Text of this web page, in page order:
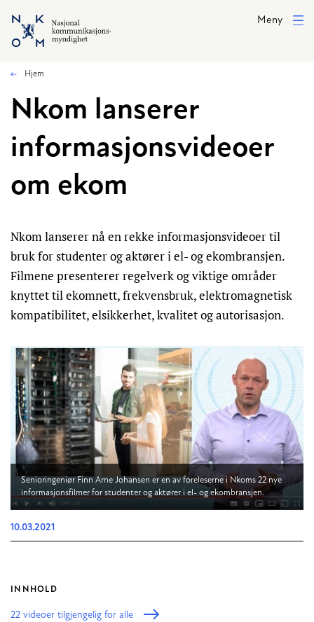
Hopp til hovedinnhold
Meny
Hjem
Nkom lanserer
informasjonsvideoer
om ekom
Nkom lanserer nå en rekke informasjonsvideoer til
bruk for studenter og aktører i el- og ekombransjen.
Filmene presenterer regelverk og viktige områder
knyttet til ekomnett, frekvensbruk, elektromagnetisk
kompatibilitet, elsikkerhet, kvalitet og autorisasjon.
Senioringeniør Finn Arne Johansen er en av foreleserne i Nkoms 22 nye
informasjonsfilmer for studenter og aktører i el- og ekombransjen.
10.03.2021
INNHOLD
22 videoer tilgjengelig for alle